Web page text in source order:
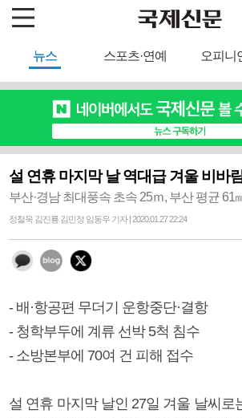
뉴스 스포츠·연예 오피니
설 연휴 마지막 날 역대급 겨울 비바
부산·경남 최대풍속 초속 25ｍ, 부산 평균 61
정철욱 김진룡 김민정 임동우 기자 | 2020.01.27 22:24
- 배·항공편 무더기 운항중단·결항
- 청학부두에 계류 선박 5척 침수
- 소방본부에 70여 건 피해 접수
설 연휴 마지막 날인 27일 겨울 날씨로